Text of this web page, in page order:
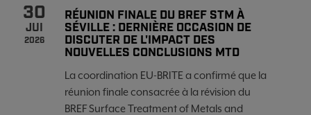
30
JUI
2026
RÉUNION FINALE DU BREF STM À
SÉVILLE : DERNIÈRE OCCASION DE
DISCUTER DE L'IMPACT DES
NOUVELLES CONCLUSIONS MTD
La coordination EU-BRITE a confirmé que la
réunion finale consacrée à la révision du
BREF Surface Treatment of Metals and